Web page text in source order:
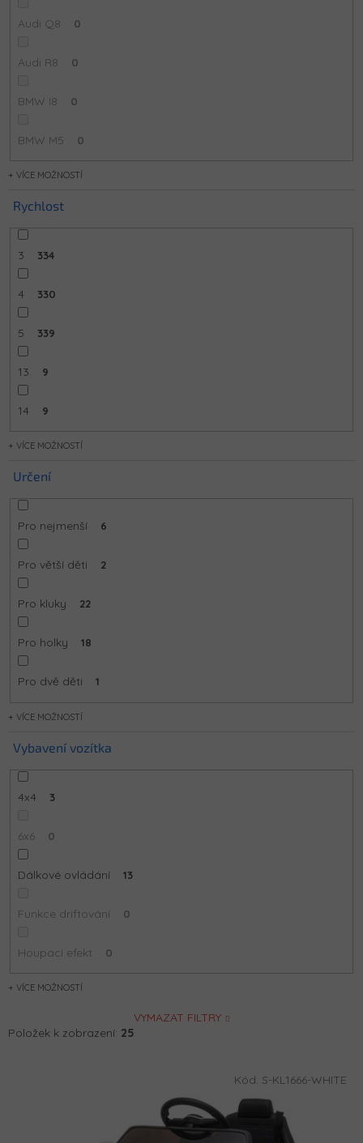
Audi Q8 0
Audi R8 0
BMW I8 0
BMW M5 0
MOŽNOSTÍ
Rychlost
3 334
4 330
5 339
13 9
14 9
MOŽNOSTÍ
Určení
Pro nejmenší 6
Pro větší děti 2
Pro kluky 22
Pro holky 18
Pro dvě děti 1
MOŽNOSTÍ
Vybavení vozítka
4x4 3
6x6 0
Dálkové ovládání 13
Funkce driftování 0
Houpací efekt 0
MOŽNOSTÍ
VYMAZAT FILTRY
Položek k zobrazení: 25
Kód: S-KL1666-WHITE